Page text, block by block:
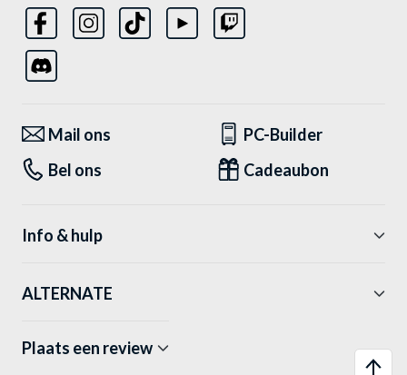
Mail ons
PC-Builder
Bel ons
Cadeaubon
Info & hulp
ALTERNATE
Plaats een review